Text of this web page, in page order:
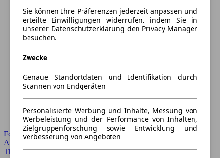
Forum Startseite
Alle Auto-Foren
Themen-Forum
Sie können Ihre Präferenzen jederzeit anpassen und
erteilte Einwilligungen widerrufen, indem Sie in
unserer Datenschutzerklärung den Privacy Manager
besuchen.
Zwecke
Genaue Standortdaten und Identifikation durch
Scannen von Endgeräten
Personalisierte Werbung und Inhalte, Messung von
Werbeleistung und der Performance von Inhalten,
Zielgruppenforschung sowie Entwicklung und
Verbesserung von Angeboten